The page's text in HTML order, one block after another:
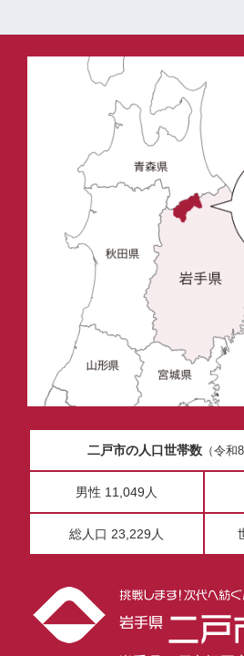
二戸市の人口世帯数（令和
男性 11,049人
総人口 23,229人